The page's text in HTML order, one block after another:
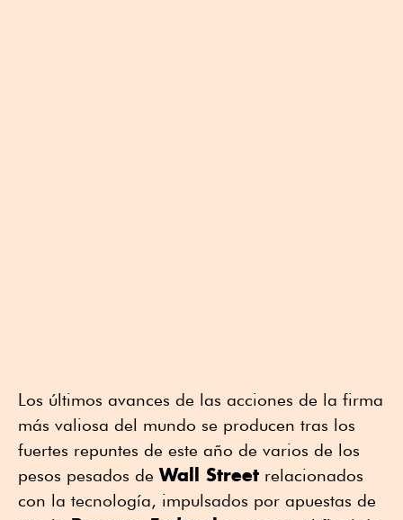
Los últimos avances de las acciones de la firma
más valiosa del mundo se producen tras los
fuertes repuntes de este año de varios de los
pesos pesados deWall Street relacionados
con la tecnología, impulsados por apuestas de